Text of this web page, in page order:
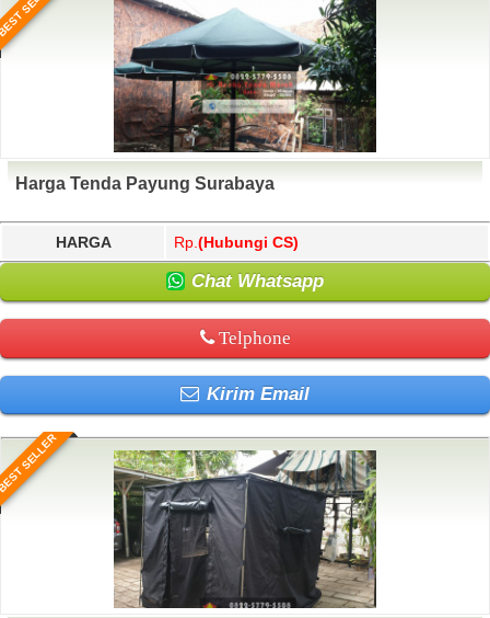
Harga Tenda Payung Surabaya
HARGA Rp. (Hubungi CS)
Chat Whatsapp
Telphone
Kirim Email
SELLER